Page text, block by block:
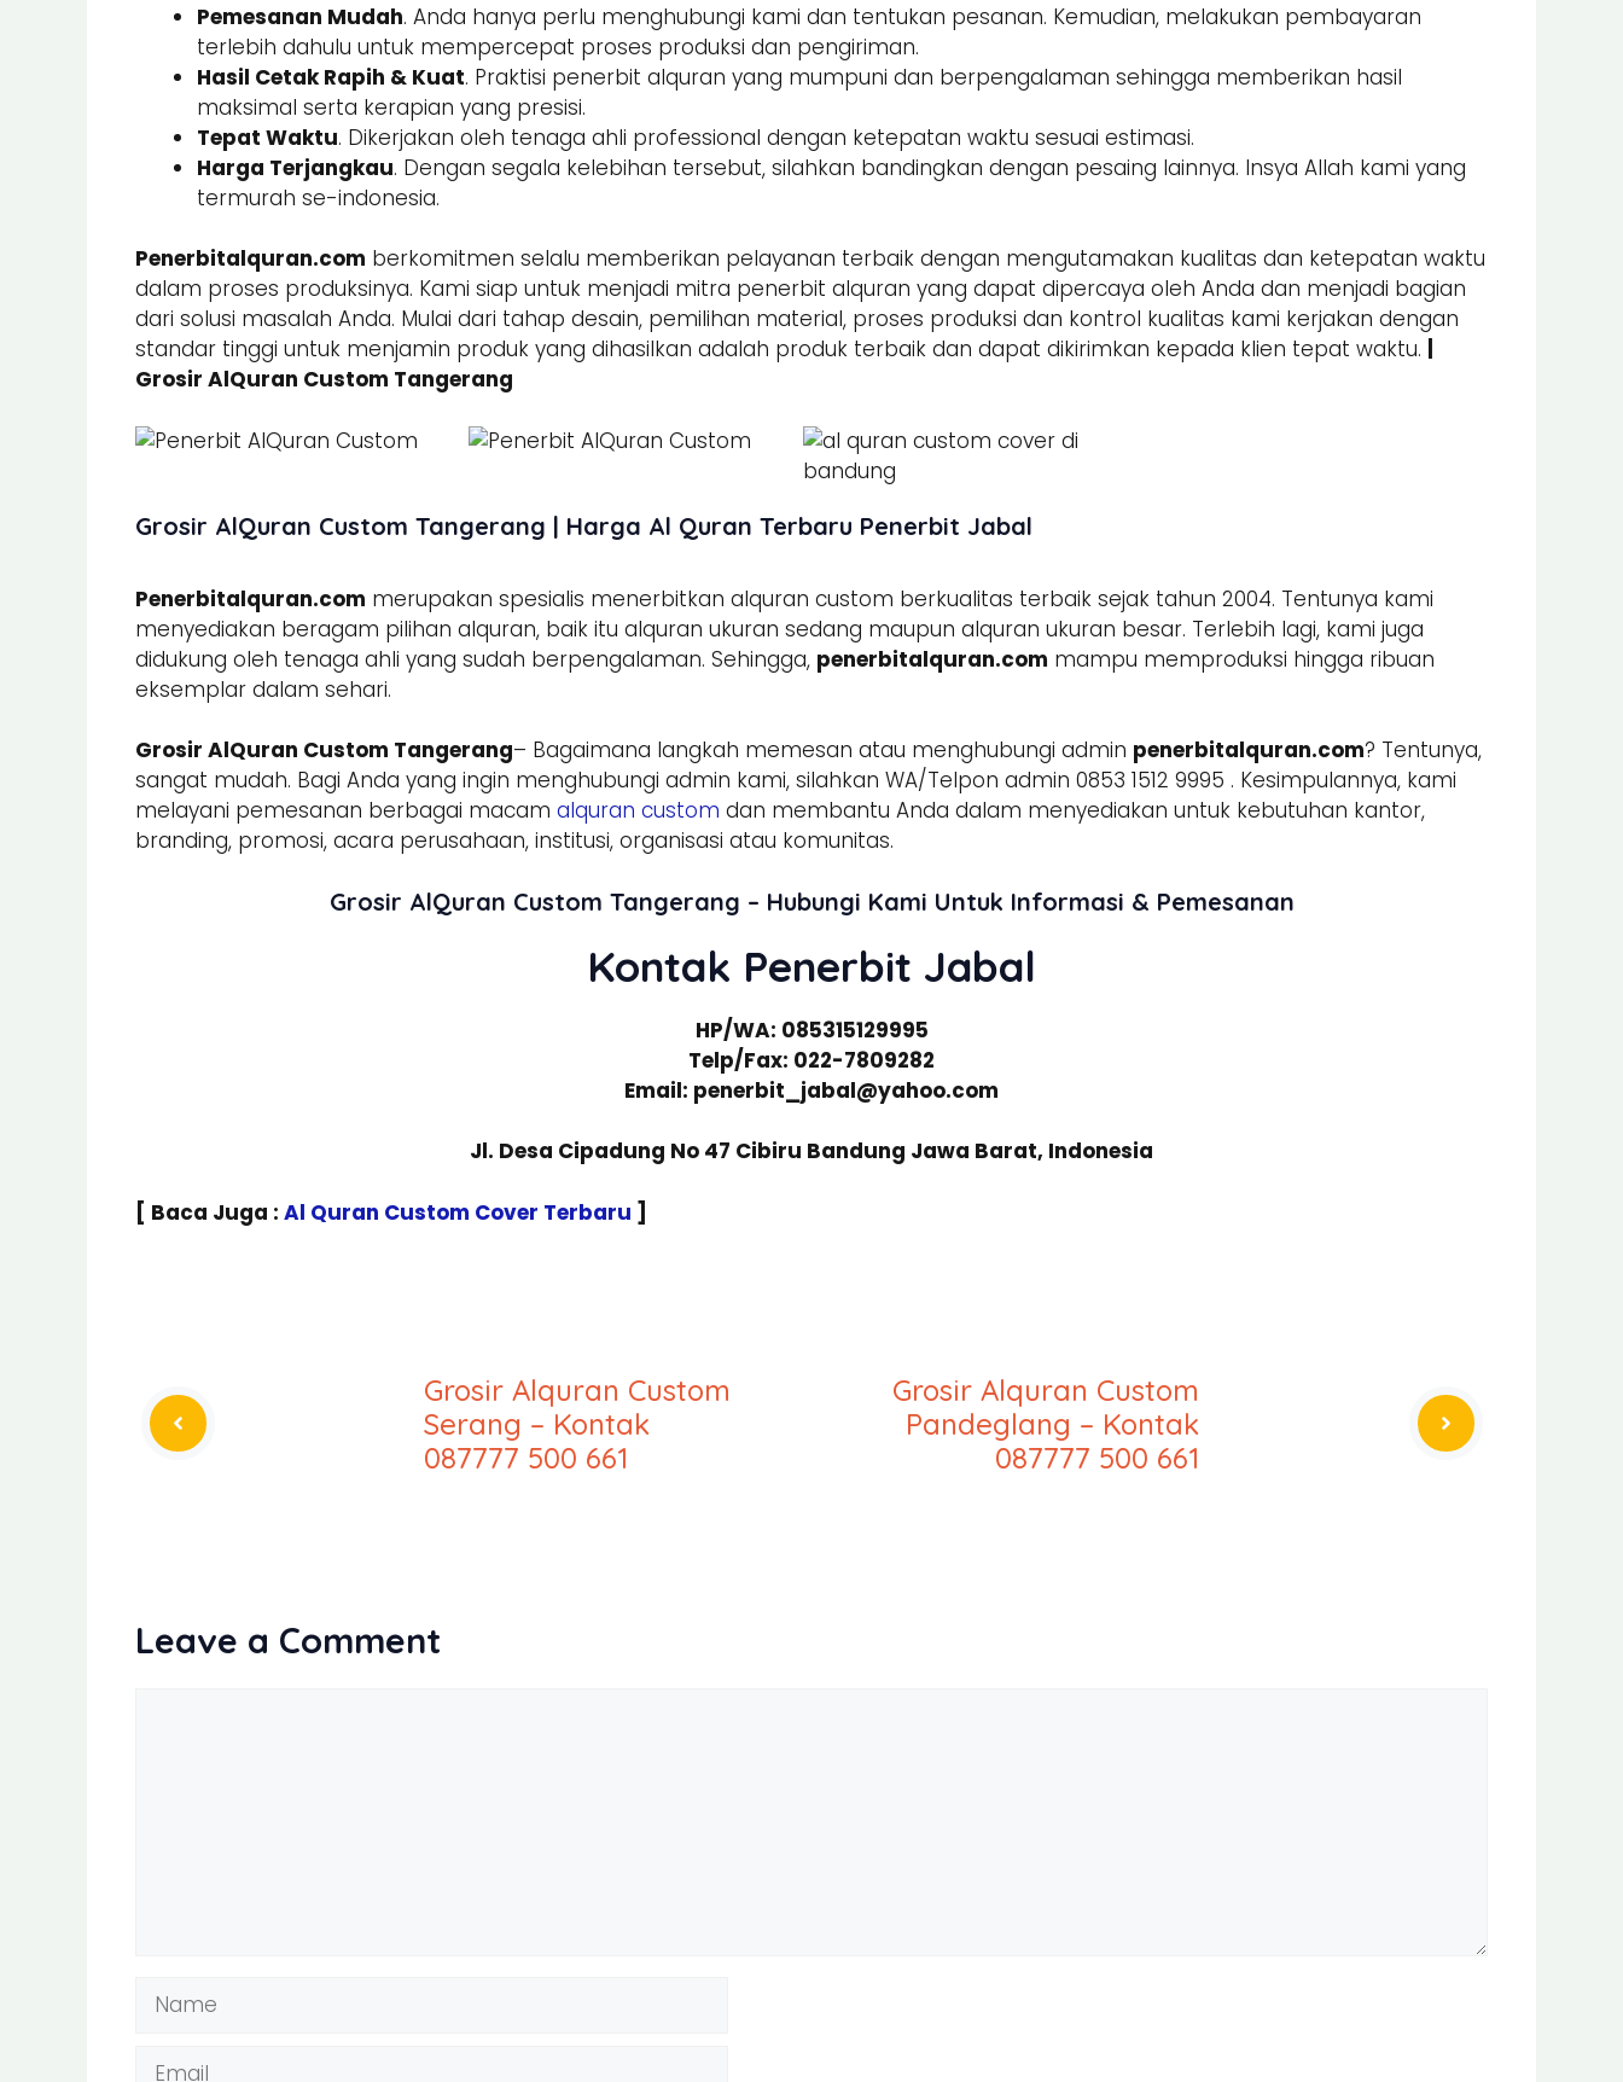
Pemesanan Mudah. Anda hanya perlu menghubungi kami dan tentukan pesanan. Kemudian, melakukan pembayaran
terlebih dahulu untuk mempercepat proses produksi dan pengiriman.
Hasil Cetak Rapih & Kuat. Praktisi penerbit alquran yang mumpuni dan berpengalaman sehingga memberikan hasil
maksimal serta kerapian yang presisi.
Tepat Waktu. Dikerjakan oleh tenaga ahli professional dengan ketepatan waktu sesuai estimasi.
Harga Terjangkau. Dengan segala kelebihan tersebut, silahkan bandingkan dengan pesaing lainnya. Insya Allah kami yang
termurah se-indonesia.
Penerbitalquran.com berkomitmen selalu memberikan pelayanan terbaik dengan mengutamakan kualitas dan ketepatan waktu
dalam proses produksinya. Kami siap untuk menjadi mitra penerbit alquran yang dapat dipercaya oleh Anda dan menjadi bagian
dari solusi masalah Anda. Mulai dari tahap desain, pemilihan material, proses produksi dan kontrol kualitas kami kerjakan dengan
standar tinggi untuk menjamin produk yang dihasilkan adalah produk terbaik dan dapat dikirimkan kepada klien tepat waktu.
Grosir AlQuran Custom Tangerang
Grosir AlQuran Custom Tangerang | Harga Al Quran Terbaru Penerbit Jabal
Penerbitalquran.com merupakan spesialis menerbitkan alquran custom berkualitas terbaik sejak tahun 2004. Tentunya kami
menyediakan beragam pilihan alquran, baik itu alquran ukuran sedang maupun alquran ukuran besar. Terlebih lagi, kami juga
didukung oleh tenaga ahli yang sudah berpengalaman. Sehingga, penerbitalquran.com mampu memproduksi hingga ribuan
eksemplar dalam sehari.
Grosir AlQuran Custom Tangerang– Bagaimana langkah memesan atau menghubungi admin penerbitalquran.com? Tentunya,
sangat mudah. Bagi Anda yang ingin menghubungi admin kami, silahkan WA/Telpon admin 0853 1512 9995 . Kesimpulannya, kami
melayani pemesanan berbagai macam alquran custom dan membantu Anda dalam menyediakan untuk kebutuhan kantor,
branding, promosi, acara perusahaan, institusi, organisasi atau komunitas.
Grosir AlQuran Custom Tangerang – Hubungi Kami Untuk Informasi & Pemesanan
Kontak Penerbit Jabal
HP/WA: 085315129995
Telp/Fax: 022-7809282
Email: penerbit_jabal@yahoo.com
Jl. Desa Cipadung No 47 Cibiru Bandung Jawa Barat, Indonesia
[ Baca Juga : Al Quran Custom Cover Terbaru ]
Grosir Alquran Custom
Serang – Kontak
087777 500 661
Grosir Alquran Custom
Pandeglang – Kontak
087777 500 661
Leave a Comment
Name
Email